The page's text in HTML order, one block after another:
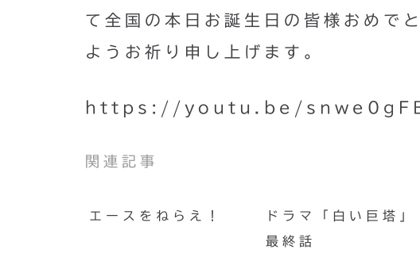
て全国の本日お誕生日の皆様おめで
ようお祈り申し上げます。
https://youtu.be/
関連記事
エースをねらえ！
ドラマ「白い巨塔」
最終話